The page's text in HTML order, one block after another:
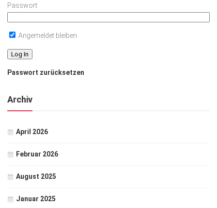
Passwort
Angemeldet bleiben
Passwort zurücksetzen
Archiv
April 2026
Februar 2026
August 2025
Januar 2025